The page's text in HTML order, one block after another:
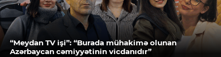
“Meydan TV işi”: “Burada mühakimə olunan
Azərbaycan cəmiyyətinin vicdanıdır”